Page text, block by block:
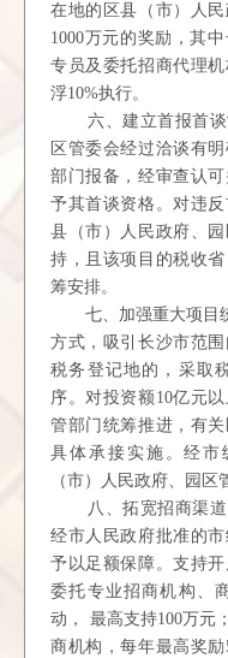
在地的区县（市）人
1000万元的奖励，其
专员及委托招商代理
浮10%执行。
六、建立首报首
区管委会经过洽谈有
部门报备，经审查认
予其首谈资格。对违
县（市）人民政府、
持，且该项目的税收
筹安排。
七、加强重大项目
方式，吸引长沙市范
税务登记地的，采取
序。对投资额10亿元
管部门统筹推进，有
具体承接实施。经
（市）人民政府、园区
八、拓宽招商渠
经市人民政府批准的
予以足额保障。支持
委托专业招商机构、
动， 最高支持100万元
商机构，每年最高奖